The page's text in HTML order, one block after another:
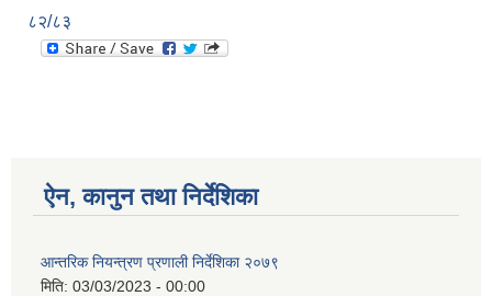
८२/८३
ऐन, कानुन तथा निर्देशिका
आन्तरिक नियन्त्रण प्रणाली निर्देशिका २०७९
मिति: 03/03/2023 - 00:00